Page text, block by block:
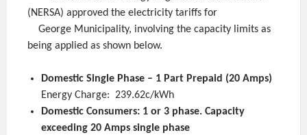
(NERSA) approved the electricity tariffs for
George Municipality, involving the capacity limits as
being applied as shown below.
Domestic Single Phase – 1 Part Prepaid (20 Amps)
Energy Charge: 239.62c/kWh
Domestic Consumers: 1 or 3 phase. Capacity
exceeding 20 Amps single phase